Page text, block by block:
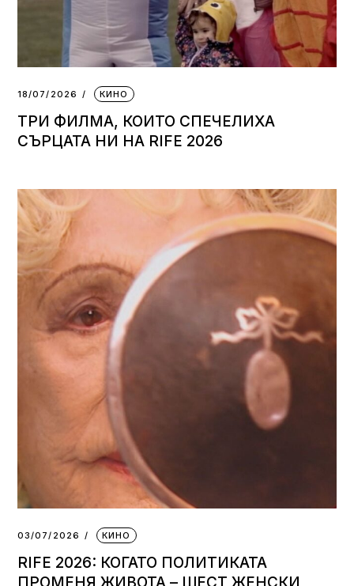
18/07/2026 КИНО
ТРИ ФИЛМА, КОИТО СПЕЧЕЛИХА
СЪРЦАТА НИ НА RIFE 2026
03/07/2026 КИНО
RIFE 2026: КОГАТО ПОЛИТИКАТА